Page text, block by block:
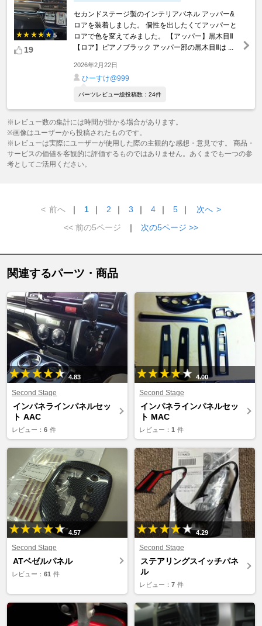
5
19
セカンドステージ製のインテリアパネル アッパー&
ロアを装着しました。 個性を出したくてアッパーと
ロアで色を変えてみました。 【アッパー】黒木目Ⅱ
【ロア】ピアノブラック アッパー部の黒木目Ⅱは ...
2026年2月22日
ひーすけ@999
パーツレビュー総投稿数：24件
※レビュー数の集計には時間が掛かる場合があります。
※画像はユーザーから投稿されたものです。
※レビューは実際にユーザーが使用した際の主観的な感想・意見です。 商品・
サービスの価値を客観的に評価するものではありません。あくまでも一つの参
考としてご活用ください。
< 前へ ｜ 1 ｜ 2 ｜ 3 ｜ 4 ｜ 5 ｜ 次へ >
<< 前の5ページ
｜ 次の5ページ >>
関連するパーツ・商品
4.83
Second Stage
インパネラインパネルセッ
ト AAC
レビュー： 6 件
4.00
Second Stage
インパネラインパネルセッ
ト MAC
レビュー： 1 件
4.57
Second Stage
ATベゼルパネル
レビュー： 61 件
4.29
Second Stage
ステアリングスイッチパネ
ル
レビュー： 7 件